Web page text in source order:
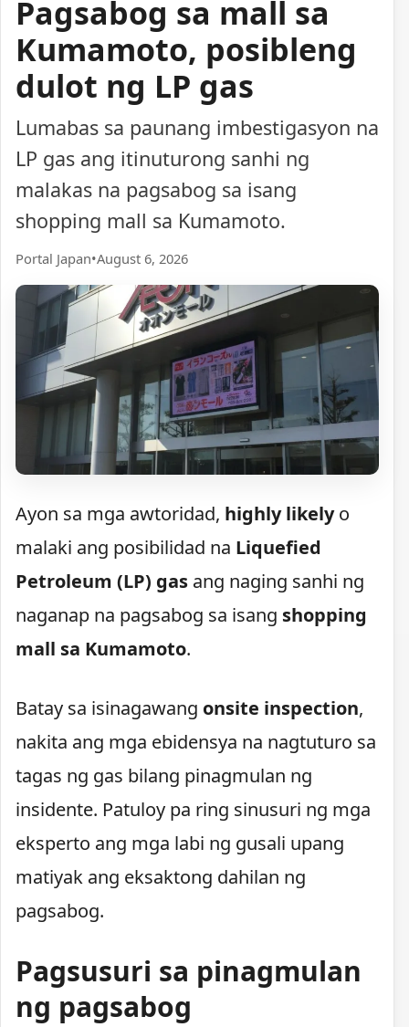
Pagsabog sa mall sa
Kumamoto, posibleng
dulot ng LP gas
Lumabas sa paunang imbestigasyon na
LP gas ang itinuturong sanhi ng
malakas na pagsabog sa isang
shopping mall sa Kumamoto.
Portal Japan•August 6, 2026
Ayon sa mga awtoridad, highly likelyo
malaki ang posibilidad na Liquefied
Petroleum (LP) gas ang naging sanhi ng
naganap na pagsabog sa isang shopping
mall sa Kumamoto.
Batay sa isinagawang onsite inspection,
nakita ang mga ebidensya na nagtuturo sa
tagas ng gas bilang pinagmulan ng
insidente. Patuloy pa ring sinusuri ng mga
eksperto ang mga labi ng gusali upang
matiyak ang eksaktong dahilan ng
pagsabog.
Pagsusuri sa pinagmulan
ng pagsabog